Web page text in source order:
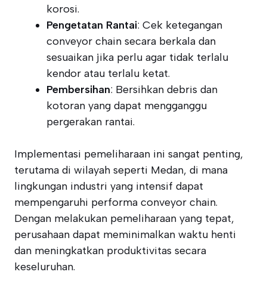
korosi.
Pengetatan Rantai: Cek ketegangan
conveyor chain secara berkala dan
sesuaikan jika perlu agar tidak terlalu
kendor atau terlalu ketat.
Pembersihan: Bersihkan debris dan
kotoran yang dapat mengganggu
pergerakan rantai.
Implementasi pemeliharaan ini sangat penting,
terutama di wilayah seperti Medan, di mana
lingkungan industri yang intensif dapat
mempengaruhi performa conveyor chain.
Dengan melakukan pemeliharaan yang tepat,
perusahaan dapat meminimalkan waktu henti
dan meningkatkan produktivitas secara
keseluruhan.